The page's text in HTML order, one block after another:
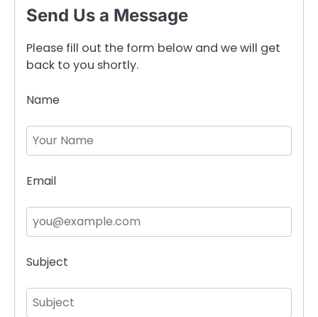
Send Us a Message
Please fill out the form below and we will get
back to you shortly.
Name
Email
Subject